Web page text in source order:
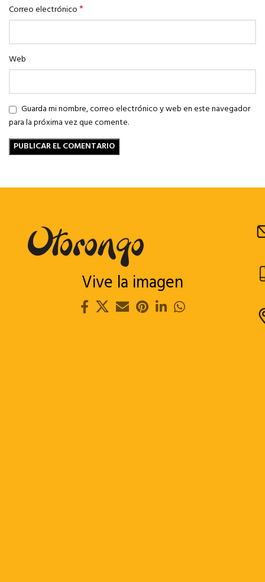
Correo electrónico*
Web
Guarda mi nombre, correo electrónico y web en este navegador
para la próxima vez que comente.
Vive la imagen